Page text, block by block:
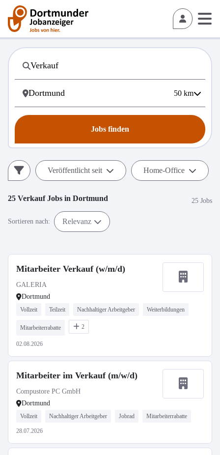
50 km
Jobs finden
Veröffentlicht seit Home-Office
25 VerkaufJobs in Dortmund 25 Jobs
Sortieren nach: Relevanz
Mitarbeiter Verkauf (w/m/d)
GALERIA
Dortmund
Vollzeit Teilzeit Nachhaltiger Arbeitgeber Weiterbildungen
Mitarbeiterrabatte 2
02.08.2026
Mitarbeiter im Verkauf (m/w/d)
Compustore PC GmbH
Dortmund
Vollzeit Nachhaltiger Arbeitgeber Jobrad Mitarbeiterrabatte
28.07.2026